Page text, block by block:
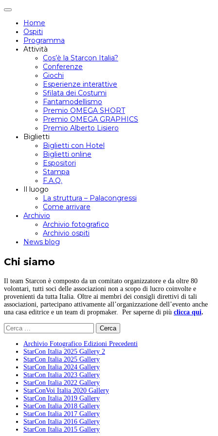
Attiva/disattiva
navigazione
Home
Ospiti
Programma
Attività
Cos’è la Starcon Italia?
Conferenze
Giochi
Esperienze interattive
Sfilata dei Costumi
Fantamodellismo
Premio OMEGA SHORT
Premio OMEGA GRAPHICS
Premio Alberto Lisiero
Biglietti
Biglietti con Hotel
Biglietti online
Espositori
Stampa
F.A.Q.
Il luogo
La struttura – Palacongressi
Come arrivare
Archivio
Archivio fotografico
Archivio ospiti
News blog
Chi siamo
Il team Starcon è composto da un comitato organizzatore e da oltre 80
volontari, tutti soci delle associazioni non a scopo di lucro coinvolte e
provenienti da tutta Italia. Oltre ai membri dei consigli direttivi di tali
associazioni, partecipano attivamente all’organizzazione dell’evento anche
una casa editrice e un team di propmaker. Per saperne di più clicca qui.
Ricerca
per:
Archivio Fotografico Edizioni Precedenti
StarCon Italia 2025 Gallery 2
StarCon Italia 2025 Gallery
StarCon Italia 2024 Gallery
StarCon Italia 2023 Gallery
StarCon Italia 2022 Gallery
StarConVoi Italia 2020 Gallery
StarCon Italia 2019 Gallery
StarCon Italia 2018 Gallery
StarCon Italia 2017 Gallery
StarCon Italia 2016 Gallery
StarCon Italia 2015 Gallery